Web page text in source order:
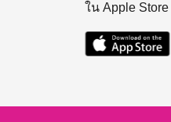
ใน Apple